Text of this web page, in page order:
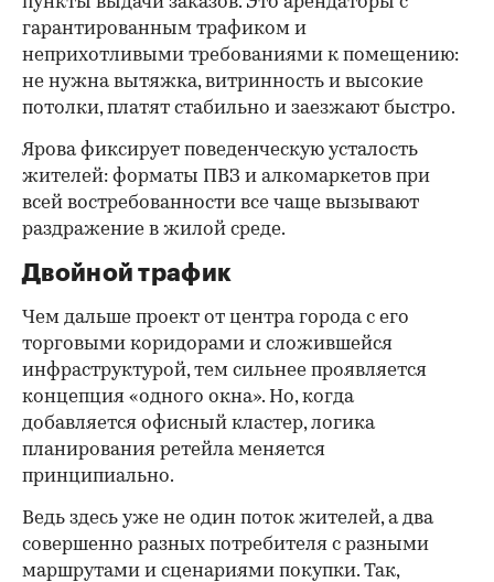
гарантированным трафиком и
неприхотливыми требованиями к помещению:
не нужна вытяжка, витринность и высокие
потолки, платят стабильно и заезжают быстро.
Ярова фиксирует поведенческую усталость
жителей: форматы ПВЗ и алкомаркетов при
всей востребованности все чаще вызывают
раздражение в жилой среде.
Двойной трафик
Чем дальше проект от центра города с его
торговыми коридорами и сложившейся
инфраструктурой, тем сильнее проявляется
концепция «одного окна». Но, когда
добавляется офисный кластер, логика
планирования ретейла меняется
принципиально.
Ведь здесь уже не один поток жителей, а два
совершенно разных потребителя с разными
маршрутами и сценариями покупки. Так,